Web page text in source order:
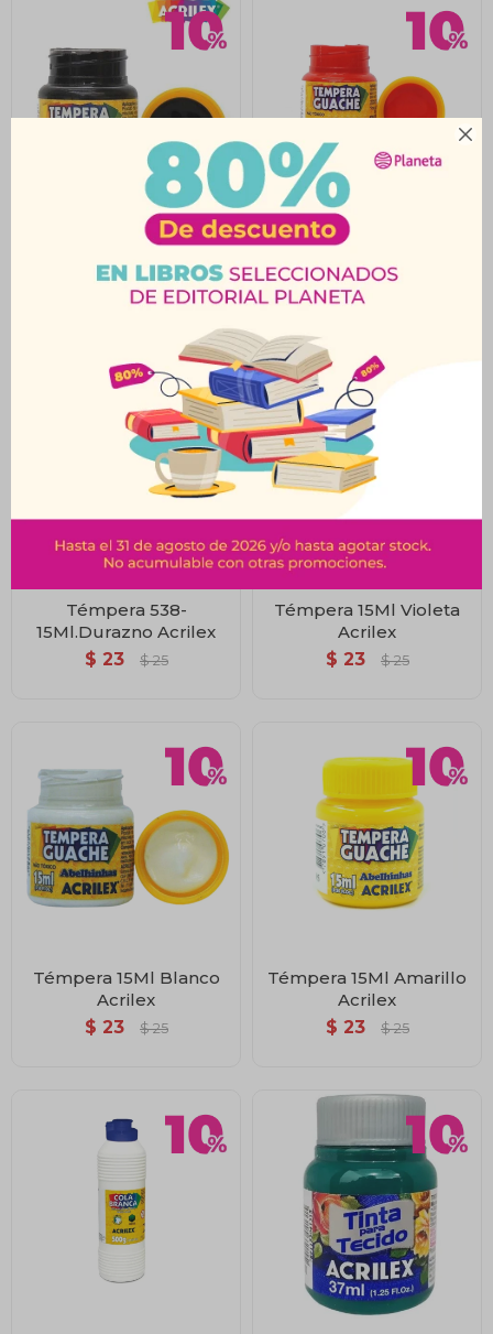

Témpera 15Ml Negro
Acrilex
$ 25
Témpera 15Ml Rojo
Acrilex
$ 23
Témpera 538-
15Ml.Durazno Acrilex
$ 23 $ 25
Témpera 15Ml Violeta
Acrilex
$ 23 $ 25
Témpera 15Ml Blanco
Acrilex
$ 23 $ 25
Témpera 15Ml Amarillo
Acrilex
$ 23 $ 25